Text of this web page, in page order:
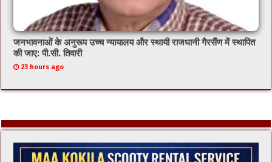
जनभावनाओं के अनुरूप उच्च न्यायालय और स्थायी राजधानी गैरसैंण में स्थापित
की जाए: पी.सी. तिवारी
23 hours ago